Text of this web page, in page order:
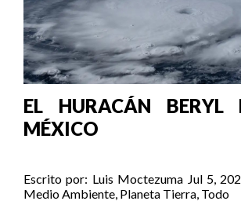
EL HURACÁN BERYL
MÉXICO
Escrito por: Luis Moctezuma Jul 5,
Medio Ambiente, Planeta Tierra, Todo